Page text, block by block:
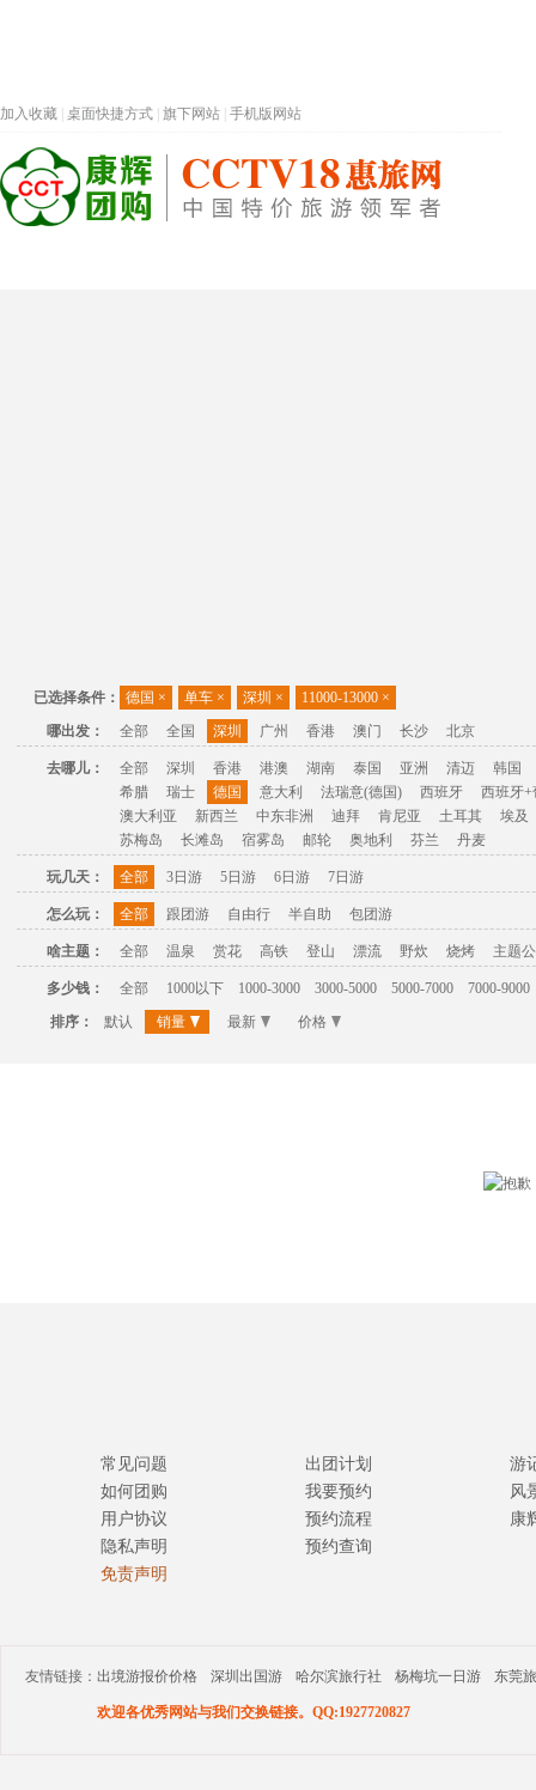
加入收藏 桌面快捷方式 旗下网站 手机版网站
已选择条件： 德国 × 单车 × 深圳 × 11000-13000 ×
哪出发：
全部 全国 深圳 广州 香港 澳门 长沙 北京
去哪儿： 全部 深圳 香港 港澳 湖南 泰国 亚洲 清迈
韩国
希腊
瑞士 德国 意大利 法瑞意(德国) 西班牙
西班牙+
澳大利亚
新西兰 中东非洲 迪拜 肯尼亚 土耳其
埃及
苏梅岛
长滩岛 宿雾岛 邮轮 奥地利 芬兰 丹麦
玩几天： 全部 3日游 5日游 6日游 7日游
怎么玩： 全部 跟团游 自由行 半自助 包团游
啥主题： 全部 温泉 赏花 高铁 登山 漂流 野炊 烧烤 主题
多少钱： 全部 1000以下 1000-3000 3000-5000 5000-7000
7000-9000
排序：
默认 销量 最新 价格
常见问题
如何团购
用户协议
隐私声明
免责声明
出团计划
我要预约
预约流程
预约查询
游
风
康
友情链接： 出境游报价价格 深圳出国游 哈尔滨旅行社 杨梅坑一日游 东莞
欢迎各优秀网站与我们交换链接。QQ:1927720827